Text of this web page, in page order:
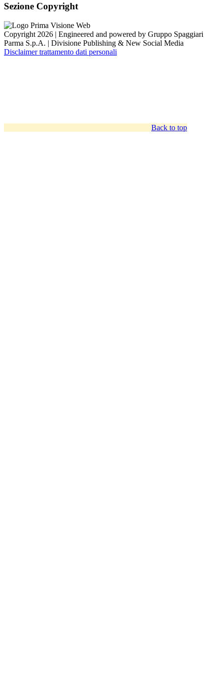
Sezione Copyright
Copyright 2026 | Engineered and powered by Gruppo Spaggiari
Parma S.p.A. | Divisione Publishing & New Social Media
Disclaimer trattamento dati personali
Back to top